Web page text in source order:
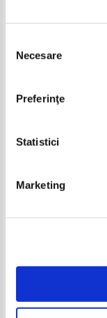
consimțământului
Necesare
Preferinţe
Statistici
Marketing